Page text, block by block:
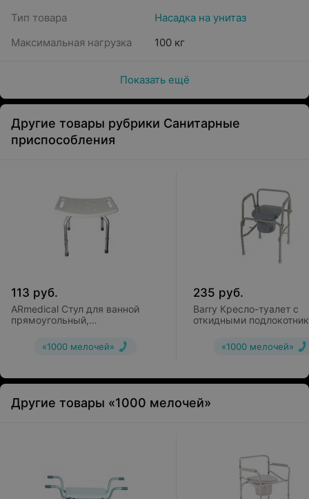
Тип товара
Насадка на унитаз
Максимальная нагрузка
100 кг
Показать ещё
Другие товары рубрики Санитарные
приспособления
113 руб.
ARmedical Стул для ванной
прямоугольный,
«1000 мелочей»
235 руб.
Barry Кресло-туалет с
откидными
«1000 мелочей»
Другие товары «1000 мелочей»